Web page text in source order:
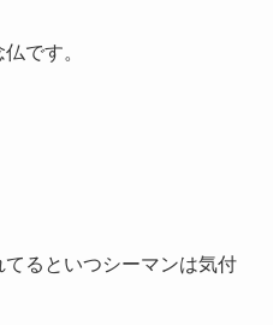
です。
るといつシーマンは気付